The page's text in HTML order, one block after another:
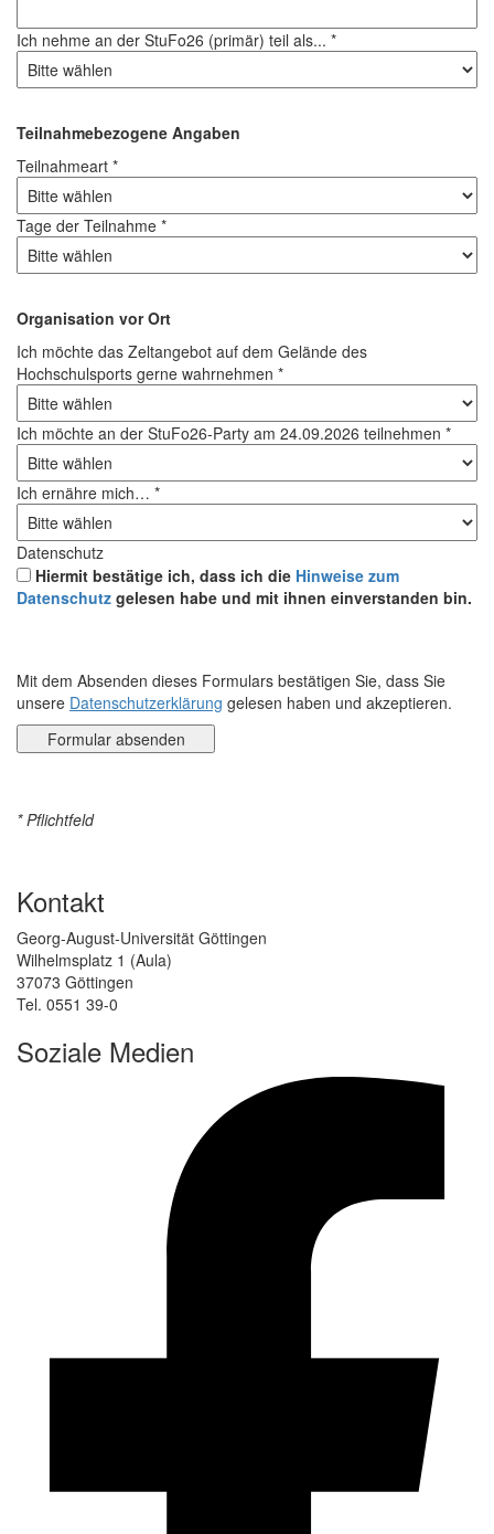
Ich nehme an der StuFo26 (primär) teil als... *
Teilnahmebezogene Angaben
Teilnahmeart *
Tage der Teilnahme *
Organisation vor Ort
Ich möchte das Zeltangebot auf dem Gelände des
Hochschulsports gerne wahrnehmen *
Ich möchte an der StuFo26-Party am 24.09.2026 teilnehmen *
Ich ernähre mich… *
Datenschutz
Hiermit bestätige ich, dass ich die Hinweise zum
Datenschutz gelesen habe und mit ihnen einverstanden bin.
Mit dem Absenden dieses Formulars bestätigen Sie, dass Sie
unsere Datenschutzerklärung gelesen haben und akzeptieren.
* Pflichtfeld
Kontakt
Georg-August-Universität Göttingen
Wilhelmsplatz 1 (Aula)
37073 Göttingen
Tel. 0551 39-0
Soziale Medien